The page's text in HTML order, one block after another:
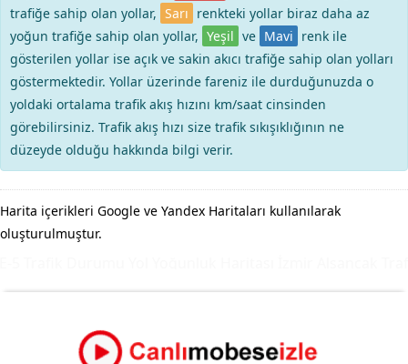
trafiğe sahip olan yollar, Sarı renkteki yollar biraz daha az
yoğun trafiğe sahip olan yollar, Yeşil ve Mavi renk ile
gösterilen yollar ise açık ve sakin akıcı trafiğe sahip olan yolları
göstermektedir. Yollar üzerinde fareniz ile durduğunuzda o
yoldaki ortalama trafik akış hızını km/saat cinsinden
görebilirsiniz. Trafik akış hızı size trafik sıkışıklığının ne
düzeyde olduğu hakkında bilgi verir.
Harita içerikleri Google ve Yandex Haritaları kullanılarak
oluşturulmuştur.